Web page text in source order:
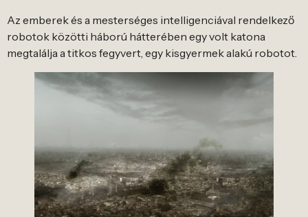
Az emberek és a mesterséges intelligenciával rendelkező
robotok közötti háború hátterében egy volt katona
megtalálja a titkos fegyvert, egy kisgyermek alakú robotot.